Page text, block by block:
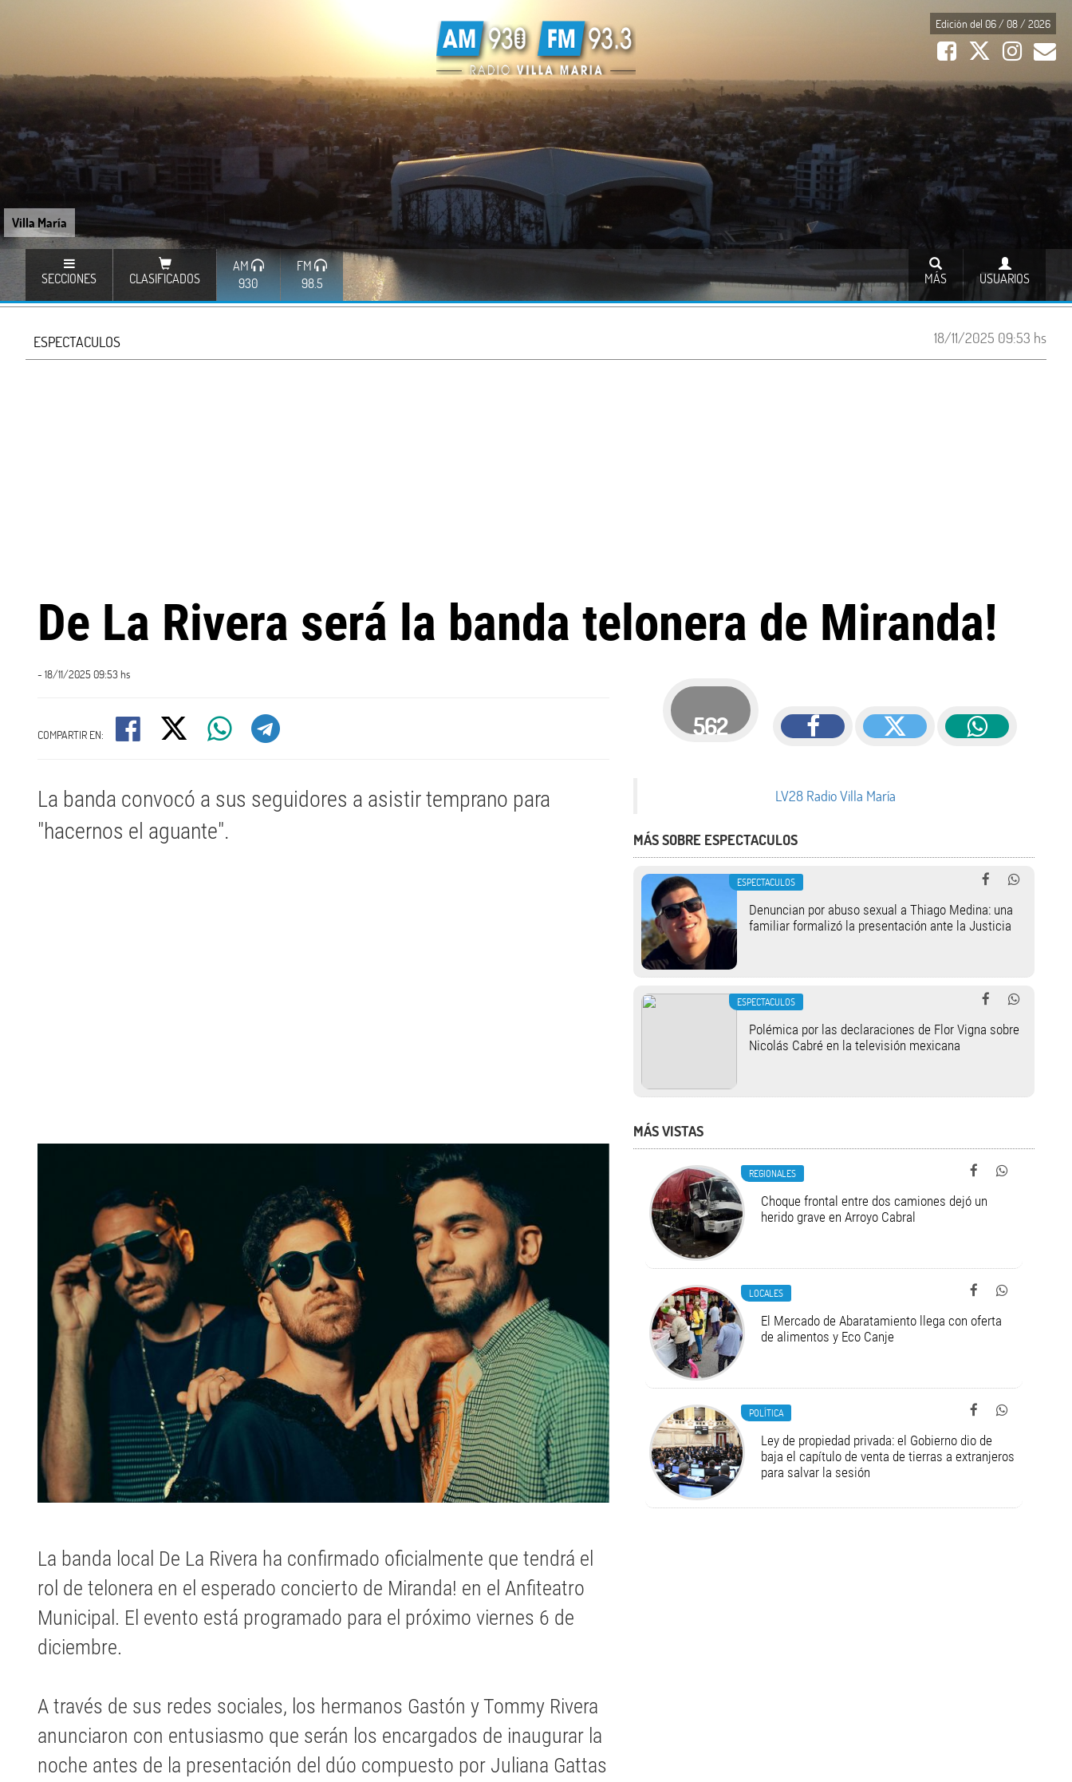
Villa María
Edición del 06 / 08 / 2026
SECCIONES CLASIFICADOS
AM
930
FM
98.5
USUARIOS
MÁS
18/11/2025 09:53 hs
ESPECTACULOS
De La Rivera será la banda telonera de Miranda!
- 18/11/2025 09:53 hs
COMPARTIR EN:
La banda convocó a sus seguidores a asistir temprano para
"hacernos el aguante".
La banda local De La Rivera ha confirmado oficialmente que tendrá el
rol de telonera en el esperado concierto de Miranda! en el Anfiteatro
Municipal. El evento está programado para el próximo viernes 6 de
diciembre.
A través de sus redes sociales, los hermanos Gastón y Tommy Rivera
anunciaron con entusiasmo que serán los encargados de inaugurar la
noche antes de la presentación del dúo compuesto por Juliana Gattas
562
LV28 Radio Villa María
MÁS SOBRE ESPECTACULOS
ESPECTACULOS
Denuncian por abuso sexual a Thiago Medina: una
familiar formalizó la presentación ante la Justicia
ESPECTACULOS
Polémica por las declaraciones de Flor Vigna sobre
Nicolás Cabré en la televisión mexicana
MÁS VISTAS
REGIONALES
Choque frontal entre dos camiones dejó un
herido grave en Arroyo Cabral
LOCALES
El Mercado de Abaratamiento llega con oferta
de alimentos y Eco Canje
POLÍTICA
Ley de propiedad privada: el Gobierno dio de
baja el capítulo de venta de tierras a extranjeros
para salvar la sesión